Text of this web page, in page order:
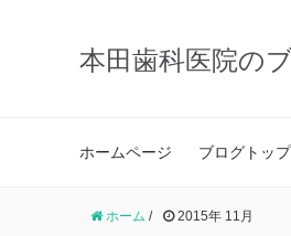
本田歯科医院の
ホームページ ブログトップ
ホーム / 2015年 11月